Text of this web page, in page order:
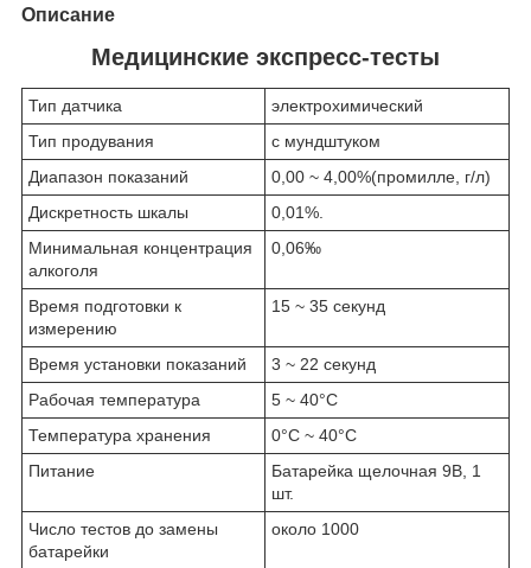
Описание
Медицинские экспресс-тесты
Тип датчика
электрохимический
Тип продувания
с мундштуком
Диапазон показаний
0,00 ~ 4,00%(промилле, г/л)
Дискретность шкалы
0,01%.
Минимальная концентрация
алкоголя
0,06‰
Время подготовки к
измерению
15 ~ 35 секунд
Время установки показаний
3 ~ 22 секунд
Рабочая температура
5 ~ 40°С
Температура хранения
0°С ~ 40°С
Питание
Батарейка щелочная 9В, 1
шт.
Число тестов до замены
батарейки
около 1000